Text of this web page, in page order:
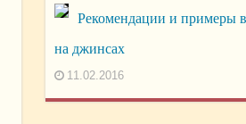
Рекомендации и примеры
на джинсах
11.02.2016